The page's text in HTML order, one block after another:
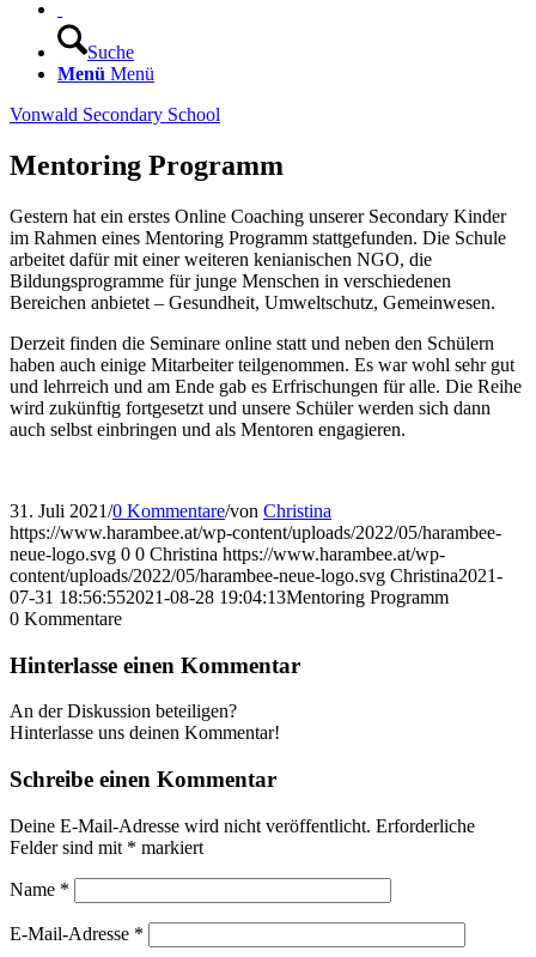
Suche
Menü Menü
Vonwald Secondary School
Mentoring Programm
Gestern hat ein erstes Online Coaching unserer Secondary Kinder
im Rahmen eines Mentoring Programm stattgefunden. Die Schule
arbeitet dafür mit einer weiteren kenianischen NGO, die
Bildungsprogramme für junge Menschen in verschiedenen
Bereichen anbietet – Gesundheit, Umweltschutz, Gemeinwesen.
Derzeit finden die Seminare online statt und neben den Schülern
haben auch einige Mitarbeiter teilgenommen. Es war wohl sehr gut
und lehrreich und am Ende gab es Erfrischungen für alle. Die Reihe
wird zukünftig fortgesetzt und unsere Schüler werden sich dann
auch selbst einbringen und als Mentoren engagieren.
31. Juli 2021/0 Kommentare/von Christina
https://www.harambee.at/wp-content/uploads/2022/05/harambee-
neue-logo.svg 0 0 Christina https://www.harambee.at/wp-
content/uploads/2022/05/harambee-neue-logo.svg Christina2021-
07-31 18:56:552021-08-28 19:04:13Mentoring Programm
0 Kommentare
Hinterlasse einen Kommentar
An der Diskussion beteiligen?
Hinterlasse uns deinen Kommentar!
Schreibe einen Kommentar
Deine E-Mail-Adresse wird nicht veröffentlicht. Erforderliche
Felder sind mit * markiert
Name *
E-Mail-Adresse *